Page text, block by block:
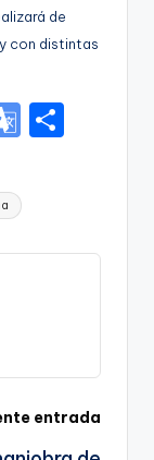
de
con distintas
G
o
e
aentrada